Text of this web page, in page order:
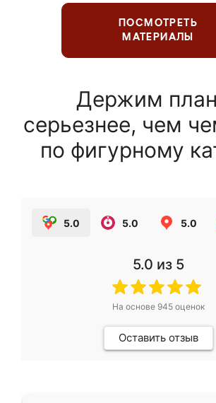
ПОСМОТРЕТЬ
МАТЕРИАЛЫ
Держим
серьезнее, чем
по фигурному
5.0 5.0 5.0
5.0 из 5
На основе 945оценок
Оставить отзыв